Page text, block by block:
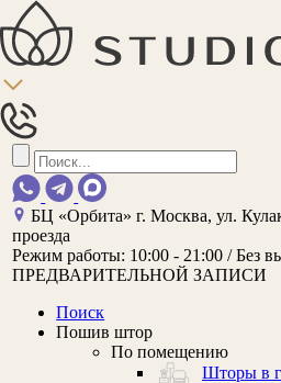
БЦ «Орбита»г. Москва, ул.
проезда
Режим работы: 10:00 - 21:00 / Без
ПРЕДВАРИТЕЛЬНОЙ ЗАПИСИ
Поиск
Пошив штор
По помещению
Шторы в